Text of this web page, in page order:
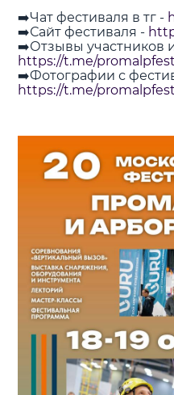
➡️Чат фестиваля в тг -
➡️Сайт фестиваля -
➡️Отзывы участников
https://t.me/
➡️Фотографии с
https://t.me/